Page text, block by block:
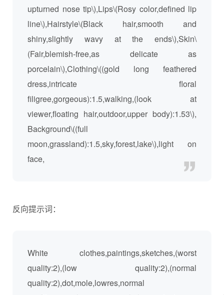
upturned nose tip\),Lips\(Rosy color,defined lip
line\),Hairstyle\(Black hair,smooth and
shiny,slightly wavy at the ends\),Skin\
(Fair,blemish-free,as delicate as
porcelain\),Clothing\((gold long feathered
dress,intricate floral
filigree,gorgeous):1.5,walking,(look at
viewer,floating hair,outdoor,upper body):1.53\),
Background\((full
moon,grassland):1.5,sky,forest,lake\),light on
face,
反向提示词：
White clothes,paintings,sketches,(worst
quality:2),(low quality:2),(normal
quality:2),dot,mole,lowres,normal